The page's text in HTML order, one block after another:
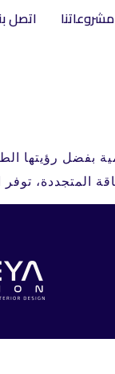
مشروعاتنا اتصل
المتجددة،